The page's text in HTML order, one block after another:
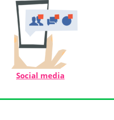
Social media